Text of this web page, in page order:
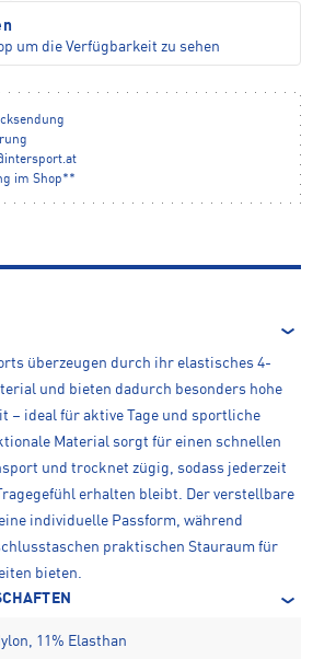
um die Verfügbarkeit zu sehen
intersport.at
im Shop**
überzeugen durch ihr elastisches 4-
und bieten dadurch besonders hohe
– ideal für aktive Tage und sportliche
Material sorgt für einen schnellen
und trocknet zügig, sodass jederzeit
erhalten bleibt. Der verstellbare
individuelle Passform, während
praktischen Stauraum für
bieten.
11% Elasthan